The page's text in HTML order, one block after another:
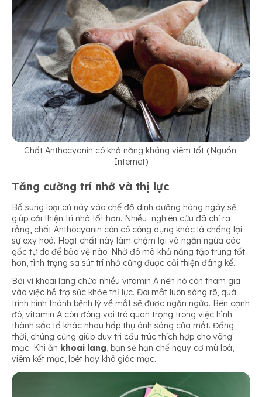
Chất Anthocyanin có khả năng kháng viêm tốt (Nguồn:
Internet)
Tăng cường trí nhớ và thị lực
Bổ sung loại củ này vào chế độ dinh dưỡng hàng ngày sẽ
giúp cải thiện trí nhớ tốt hơn. Nhiều nghiên cứu đã chỉ ra
rằng, chất Anthocyanin còn có công dụng khác là chống lại
sự oxy hoá. Hoạt chất này làm chậm lại và ngăn ngừa các
gốc tự do để bảo vệ não. Nhờ đó mà khả năng tập trung tốt
hơn, tình trạng sa sút trí nhớ cũng được cải thiện đáng kể.
Bởi vì khoai lang chứa nhiều vitamin A nên nó còn tham gia
vào việc hỗ trợ sức khỏe thị lực. Đôi mắt luôn sáng rõ, quá
trình hình thành bệnh lý về mắt sẽ được ngăn ngừa. Bên cạnh
đó, vitamin A còn đóng vai trò quan trọng trong việc hình
thành sắc tố khác nhau hấp thụ ánh sáng của mắt. Đồng
thời, chúng cũng giúp duy trì cấu trúc thích hợp cho võng
mạc. Khi ăn khoai lang, bạn sẽ hạn chế nguy cơ mù loà,
viêm kết mạc, loét hay khô giác mạc.